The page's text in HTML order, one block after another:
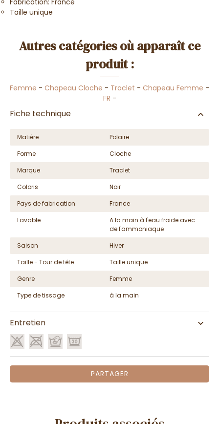
Fabrication: France
Taille unique
Autres catégories où apparaît ce
produit :
Femme - Chapeau Cloche - Traclet - Chapeau Femme -
FR -
Fiche technique
Matière
Polaire
Forme
Cloche
Marque
Traclet
Coloris
Noir
Pays de fabrication
France
Lavable
A la main à l'eau froide avec
de l'ammoniaque
Saison
Hiver
Taille - Tour de tête
Taille unique
Genre
Femme
Type de tissage
à la main
Entretien
PARTAGER